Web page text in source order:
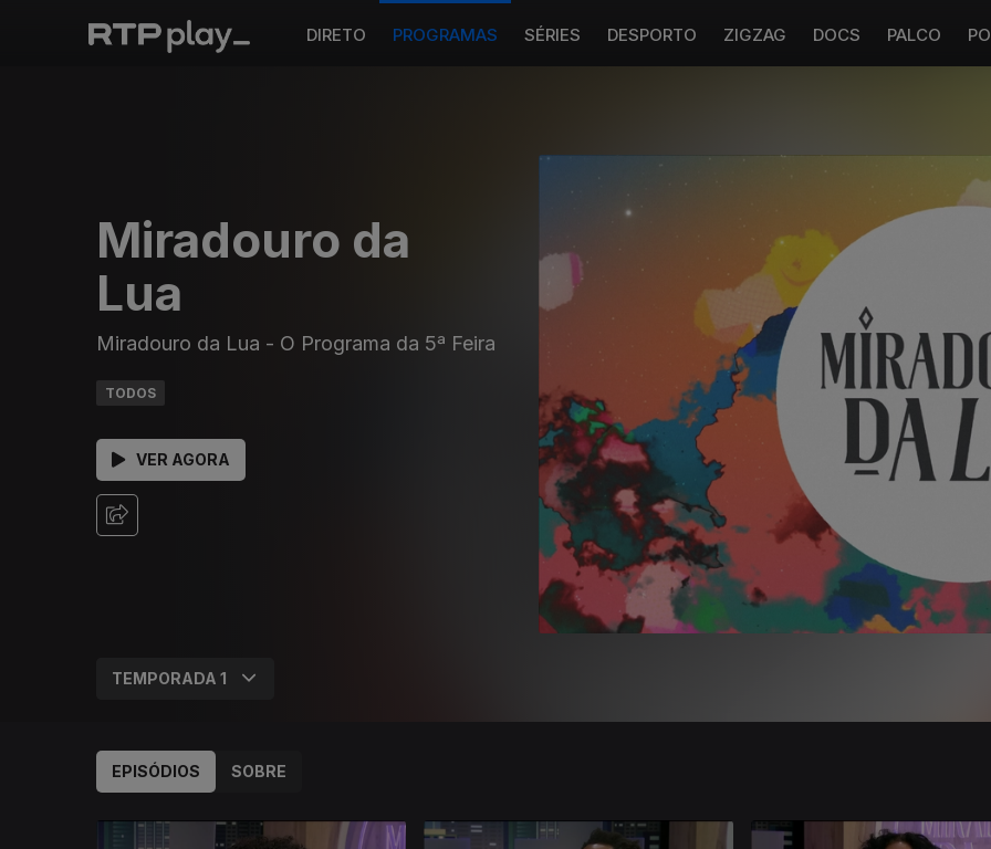
DIRETO PROGRAMAS SÉRIES DESPORTO ZIGZAG DOCS PALCO
Miradouro da
Lua
Miradouro da Lua - O Programa da 5ª Feira
TODOS
VER AGORA
EPISÓDIOS SOBRE